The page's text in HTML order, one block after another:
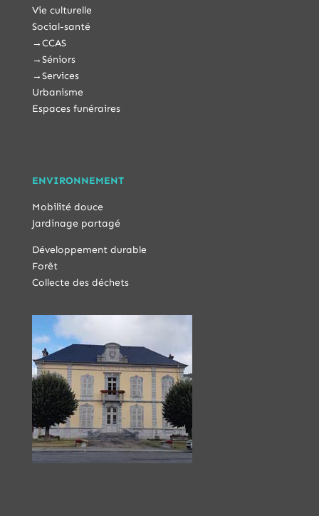
Vie culturelle
Social-santé
→CCAS
→Séniors
→Services
Urbanisme
Espaces funéraires
ENVIRONNEMENT
Mobilité douce
Jardinage partagé
Développement durable
Forêt
Collecte des déchets